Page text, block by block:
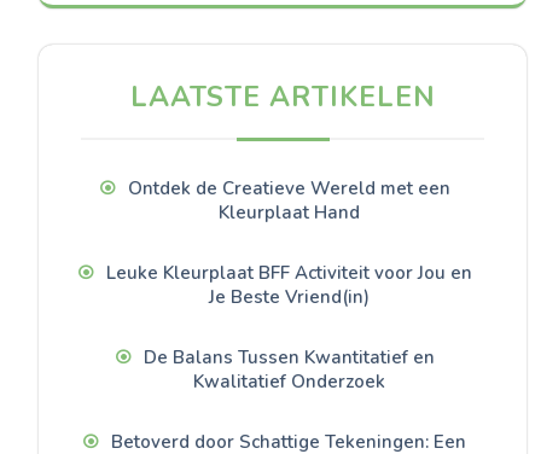
LAATSTE ARTIKELEN
Ontdek de Creatieve Wereld met een
Kleurplaat Hand
Leuke Kleurplaat BFF Activiteit voor Jou en
Je Beste Vriend(in)
De Balans Tussen Kwantitatief en
Kwalitatief Onderzoek
Betoverd door Schattige Tekeningen: Een